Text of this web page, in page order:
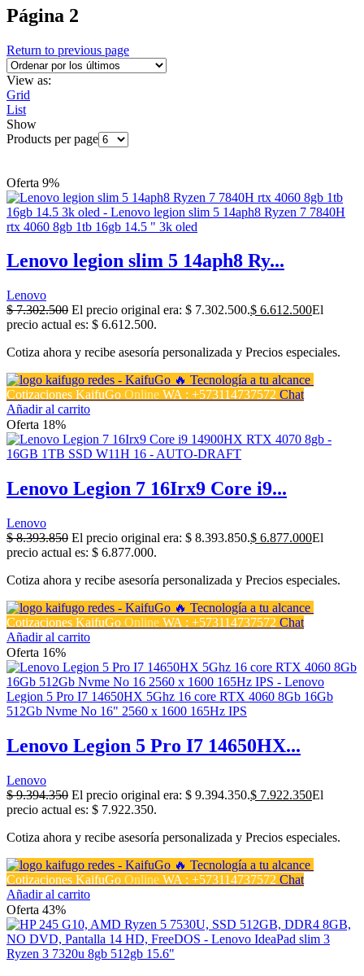
Página 2
Return to previous page
View as:
Grid
List
Show
Products per page
Oferta 9%
Lenovo legion slim 5 14aph8 Ry...
Lenovo
$7.302.500 El precio original era: $ 7.302.500.$ 6.612.500El
precio actual es: $ 6.612.500.
Cotiza ahora y recibe asesoría personalizada y Precios especiales.
Cotizaciones KaifuGo Online WA : +573114737572 Chat
Añadir al carrito
Oferta 18%
Lenovo Legion 7 16Irx9 Core i9...
Lenovo
$8.393.850 El precio original era: $ 8.393.850.$ 6.877.000El
precio actual es: $ 6.877.000.
Cotiza ahora y recibe asesoría personalizada y Precios especiales.
Cotizaciones KaifuGo Online WA : +573114737572 Chat
Añadir al carrito
Oferta 16%
Lenovo Legion 5 Pro I7 14650HX...
Lenovo
$9.394.350 El precio original era: $ 9.394.350.$ 7.922.350El
precio actual es: $ 7.922.350.
Cotiza ahora y recibe asesoría personalizada y Precios especiales.
Cotizaciones KaifuGo Online WA : +573114737572 Chat
Añadir al carrito
Oferta 43%